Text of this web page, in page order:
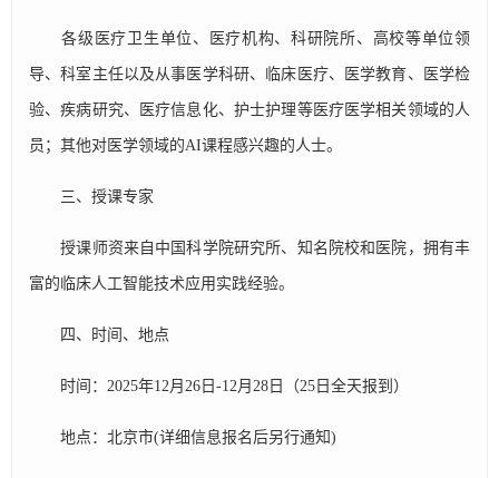
各级医疗卫生单位、医疗机构、科研院所、高校等单位领
导、科室主任以及从事医学科研、临床医疗、医学教育、医学检
验、疾病研究、医疗信息化、护士护理等医疗医学相关领域的人
员；其他对医学领域的AI课程感兴趣的人士。
三、授课专家
授课师资来自中国科学院研究所、知名院校和医院，拥有丰
富的临床人工智能技术应用实践经验。
四、时间、地点
时间：2025年12月26日-12月28日（25日全天报到）
地点：北京市(详细信息报名后另行通知)